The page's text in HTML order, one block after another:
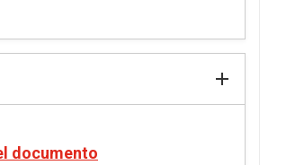
documento